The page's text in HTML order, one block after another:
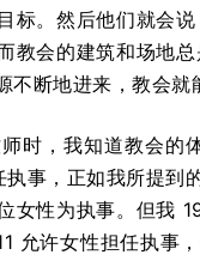
标。然后他们就会
教会的建筑和场地
断地进来，教会
时，我知道教会的
事，正如我所提到
女性为执事。但我
允许女性担任执事